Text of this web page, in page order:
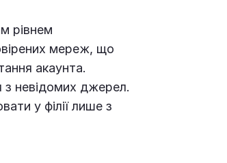
рівнем
мереж, що
акаунта.
невідомих джерел.
у філії лише з